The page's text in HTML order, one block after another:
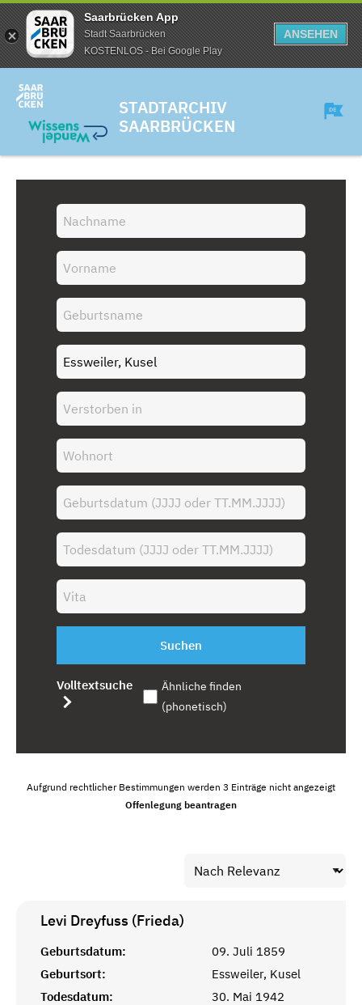
Saarbrücken App
Stadt Saarbrücken
KOSTENLOS - Bei Google Play
ANSEHEN
STADTARCHIV
SAARBRÜCKEN
Suchen
Volltextsuche
Ähnliche finden
(phonetisch)
Aufgrund rechtlicher Bestimmungen werden 3 Einträge nicht angezeigt
Offenlegung beantragen
Levi Dreyfuss (Frieda)
Geburtsdatum:
09. Juli 1859
Geburtsort:
Essweiler, Kusel
Todesdatum:
30. Mai 1942